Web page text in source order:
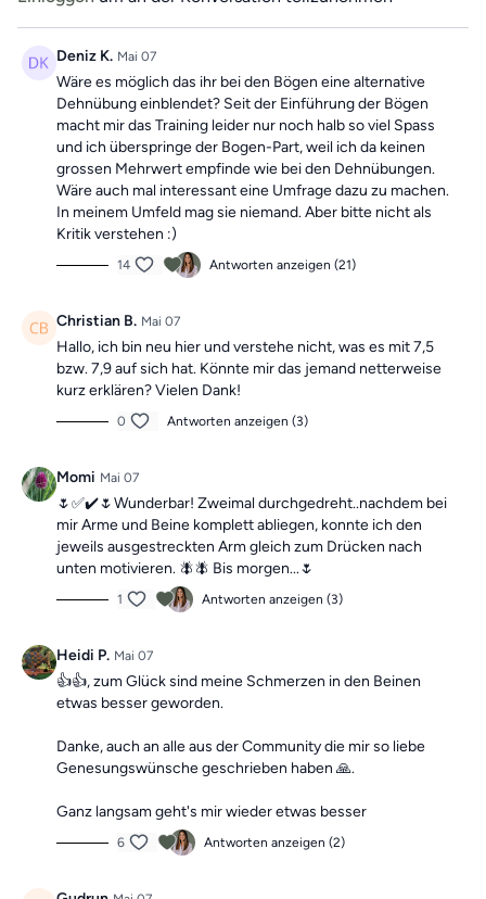
Training, um dich motiviert zu halten!
Die Übungen kombinieren Elemente eines Ganzkörpertrainings
mit wechselnden Schwerpunkten und können dir dabei helfen,
Beweglichkeit zu verbessernundBeschwerden aktiv
entgegenzuwirken.
Mach dir keine Sorgen, falls du mal einen Tag verpasst, denn die
Übungseinheiten sind unabhängig voneinander. In der Kategorie
“Vergangene Trainings des Tages”findest du jederzeit alle
vergangen Einheiten.
Deniz K. Mai 07
Wäre es möglich das ihr bei den Bögen eine alternative
Dehnübung einblendet? Seit der Einführung der Bögen
macht mir das Training leider nur noch halb so viel Spass
und ich überspringe der Bogen-Part, weil ich da keinen
grossen Mehrwert empfinde wie bei den Dehnübungen.
Wäre auch mal interessant eine Umfrage dazu zu machen.
In meinem Umfeld mag sie niemand. Aber bitte nicht als
Kritik verstehen :)
14 Antworten anzeigen (21)
Christian B. Mai 07
Hallo, ich bin neu hier und verstehe nicht, was es mit 7,5
bzw. 7,9 auf sich hat. Könnte mir das jemand netterweise
kurz erklären? Vielen Dank!
0 Antworten anzeigen (3)
Momi Mai 07
🌷✅✔️🌷Wunderbar! Zweimal durchgedreht..nachdem bei
mir Arme und Beine komplett abliegen, konnte ich den
jeweils ausgestreckten Arm gleich zum Drücken nach
unten motivieren. 🪰🪰 Bis morgen...🌷
1 Antworten anzeigen (3)
Heidi P. Mai 07
👍👍, zum Glück sind meine Schmerzen in den Beinen
etwas besser geworden.
Danke, auch an alle aus der Community die mir so liebe
Genesungswünsche geschrieben haben 🙏.
Ganz langsam geht's mir wieder etwas besser
6 Antworten anzeigen (2)